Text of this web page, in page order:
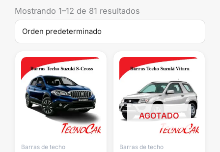
Mostrando 1–12 de 81 resultados
Barras de techo
AGOTADO
Barras de techo